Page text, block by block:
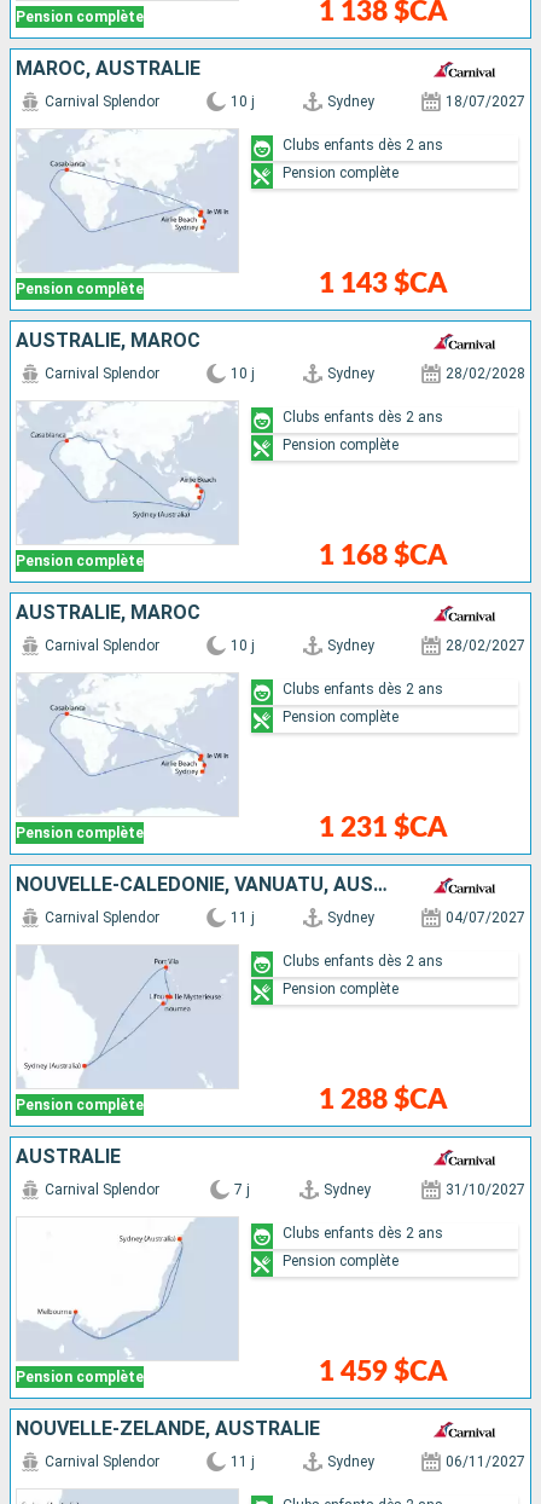
Pension complète 1 138 $CA
MAROC, AUSTRALIE
Pension complète
Carnival Splendor 10 j Sydney 18/07/2027
1 143 $CA
Clubs enfants dès 2 ans
Pension complète
AUSTRALIE, MAROC
Pension complète
Carnival Splendor 10 j Sydney 28/02/2028
1 168 $CA
Clubs enfants dès 2 ans
Pension complète
AUSTRALIE, MAROC
Pension complète
Carnival Splendor 10 j Sydney 28/02/2027
1 231 $CA
Clubs enfants dès 2 ans
Pension complète
NOUVELLE-CALÉDONIE, VANUATU, AUSTRALIE
Pension complète
Carnival Splendor 11 j Sydney 04/07/2027
1 288 $CA
Clubs enfants dès 2 ans
Pension complète
AUSTRALIE
Pension complète
Carnival Splendor 7 j Sydney 31/10/2027
1 459 $CA
Clubs enfants dès 2 ans
Pension complète
NOUVELLE-ZÉLANDE, AUSTRALIE
Carnival Splendor 11 j Sydney 06/11/2027